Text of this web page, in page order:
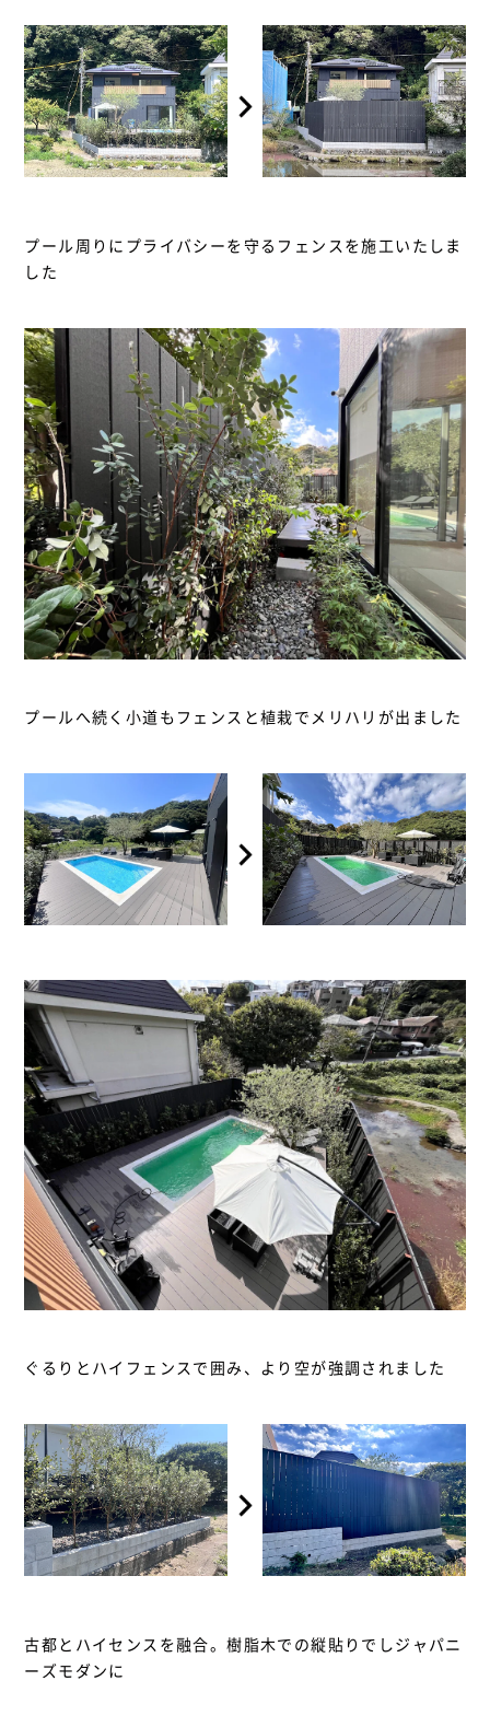
プール周りにプライバシーを守るフェンスを施工いたしま
した
プールへ続く小道もフェンスと植栽でメリハリが出ました
ぐるりとハイフェンスで囲み、より空が強調されました
古都とハイセンスを融合。樹脂木での縦貼りでしジャパニ
ーズモダンに